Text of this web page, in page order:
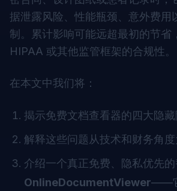
据泄露风险、性能瓶颈、意外费用
制。累计影响可能远超最初的节省
HIPAA 或其他监管框架的合规性。
在本文中我们将：
揭示免费文档查看器的四大隐藏
解释这些问题从技术和财务角度
介绍一个真正免费、隐私优先
OnlineDocumentViewer——